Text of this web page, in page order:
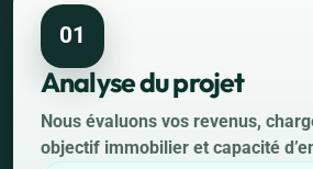
01
Analyse du projet
Nous évaluons vos revenus,
objectif immobilier et capacité